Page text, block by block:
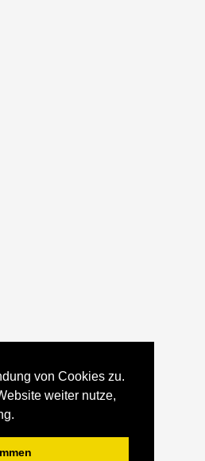
von Cookies zu.
weiter nutze,